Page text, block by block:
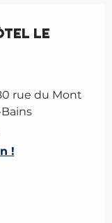
Le
rue du Mont
!